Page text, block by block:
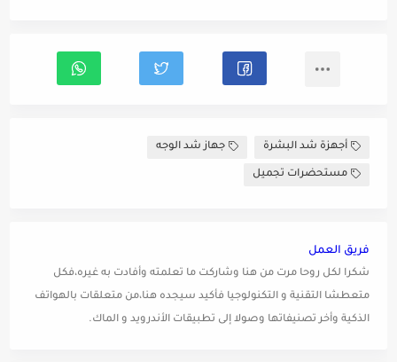
أجهزة شد البشرة جهاز شد الوجه
مستحضرات تجميل
فريق العمل
شكرا لكل روحا مرت من هنا وشاركت ما تعلمته وأفادت به غيره،فكل
متعطشا التقنية و التكنولوجيا فأكيد سيجده هنا،من متعلقات بالهواتف
الذكية وأخر تصنيفاتها وصولا إلى تطبيقات الأندرويد و الماك.